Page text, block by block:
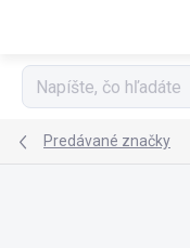
Predávané značky